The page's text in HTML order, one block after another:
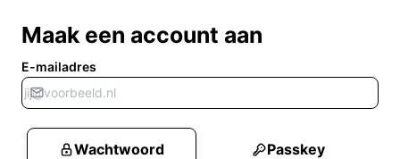
Maak een account aan
E-mailadres
Wachtwoord Passkey